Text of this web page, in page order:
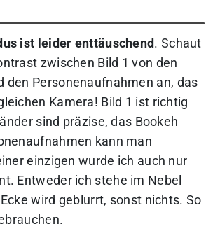
ist leider enttäuschend . Schaut
zwischen Bild 1 von den
den Personenaufnahmen an, das
Kamera! Bild 1 ist richtig
sind präzise, das Bookeh
kann man
einzigen wurde ich auch nur
Entweder ich stehe im Nebel
wird geblurrt, sonst nichts. So